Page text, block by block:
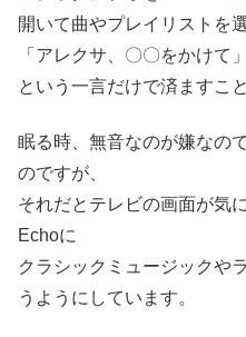
開いて曲やプレイリストを
「アレクサ、〇〇をかけて」
という一言だけで済ますこ
眠る時、無音なのが嫌なの
のですが、
それだとテレビの画面が気
Echoに
クラシックミュージックや
うようにしています。